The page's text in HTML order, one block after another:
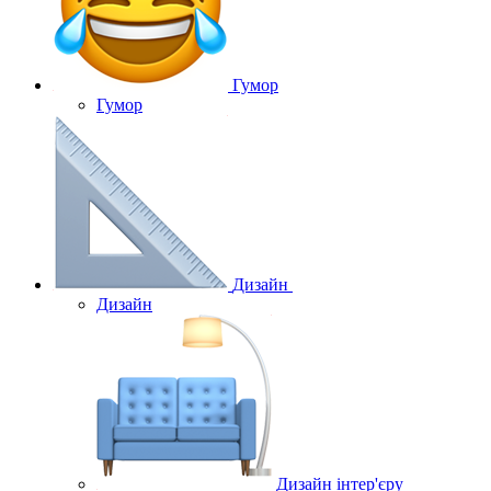
Гумор
Гумор
Дизайн
Дизайн
Дизайн інтер'єру